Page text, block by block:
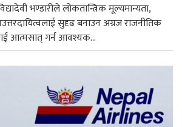
भण्डारीले लोकतान्त्रिक मूल्यमान्यता,
सुदृढ बनाउन अग्रज राजनीतिक
आत्मसात् गर्न आवश्यक...